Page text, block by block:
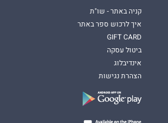
קניה באתר - שו"ת
איך לרכוש ספר באתר
GIFT CARD
ביטול עסקה
אינדיבלוג
הצהרת נגישות